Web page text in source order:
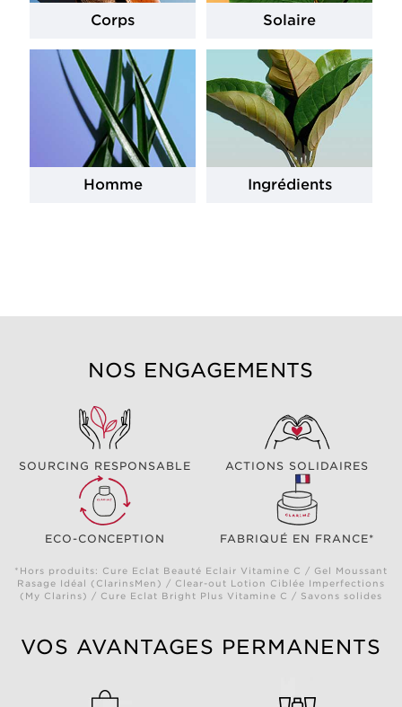
Corps Solaire
Homme Ingrédients
NOS ENGAGEMENTS
SOURCING RESPONSABLE ACTIONS SOLIDAIRES
ECO-CONCEPTION FABRIQUÉ EN FRANCE*
*Hors produits: Cure Eclat Beauté Eclair Vitamine C / Gel Moussant
Rasage Idéal (ClarinsMen) / Clear-out Lotion Ciblée Imperfections
(My Clarins) / Cure Eclat Bright Plus Vitamine C / Savons solides
VOS AVANTAGES PERMANENTS